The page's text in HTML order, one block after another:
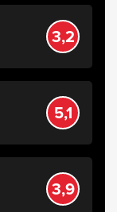
3,2
5,1
3,9